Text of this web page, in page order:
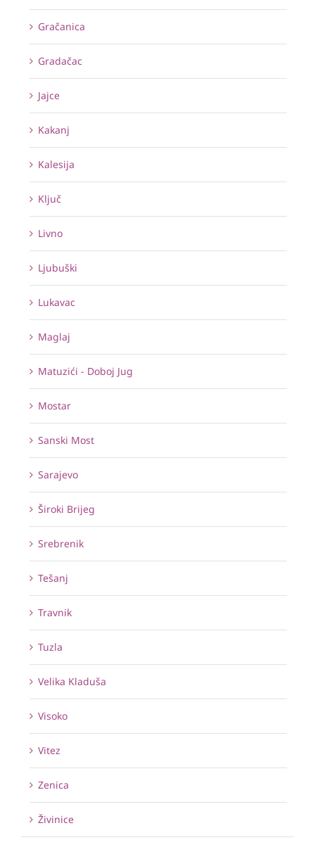
Gračanica
Gradačac
Jajce
Kakanj
Kalesija
Ključ
Livno
Ljubuški
Lukavac
Maglaj
Matuzići - Doboj Jug
Mostar
Sanski Most
Sarajevo
Široki Brijeg
Srebrenik
Tešanj
Travnik
Tuzla
Velika Kladuša
Visoko
Vitez
Zenica
Živinice